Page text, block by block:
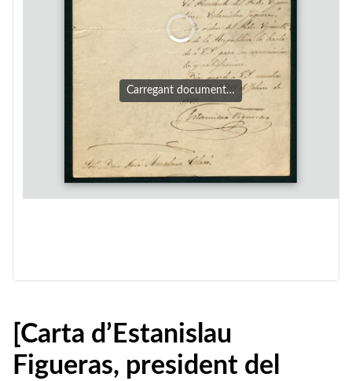
Carregant document…
[Carta d’Estanislau
Figueras, president del